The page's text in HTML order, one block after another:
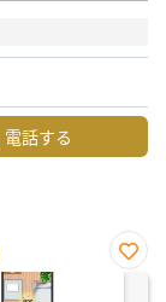
電話する
お気